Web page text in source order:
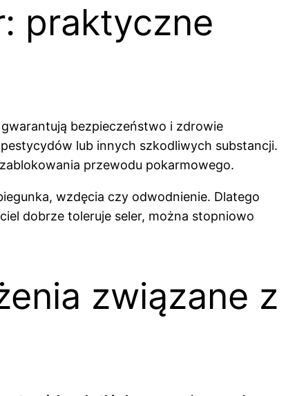
praktyczne
bezpieczeństwo i zdrowie
lub innych szkodliwych substancji.
przewodu pokarmowego.
wzdęcia czy odwodnienie. Dlatego
dobrze toleruje seler, można stopniowo
związane z